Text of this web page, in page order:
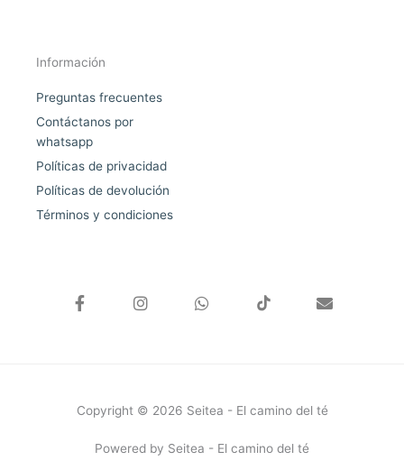
Información
Preguntas frecuentes
Contáctanos por
whatsapp
Políticas de privacidad
Políticas de devolución
Términos y condiciones
a
-
n
m
h
n
Copyright © 2026 Seitea - El camino del té
Powered by Seitea - El camino del té